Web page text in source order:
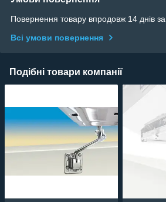
Повернення товару впродовж 14 днів
Всі умови повернення
Подібні товари компанії